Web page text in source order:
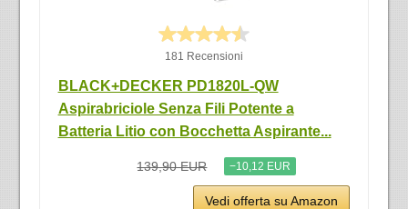
181 Recensioni
BLACK+DECKER PD1820L-QW
Aspirabriciole Senza Fili Potente a
Batteria Litio con Bocchetta Aspirante...
139,90 EUR −10,12 EUR
Vedi offerta su Amazon